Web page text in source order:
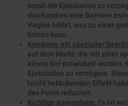
somit die Ejakulation zu
das Kondom eine Barriere
Vagina bildet, was zu einer
führen kann.
Kondome mit spezieller
auf dem Markt, die mit einer
einem Gel entwickelt wurden,
Ejakulation zu verzögern.
leicht betäubenden Effekt
des Penis reduziert.
Richtige Anwendung. Es ist